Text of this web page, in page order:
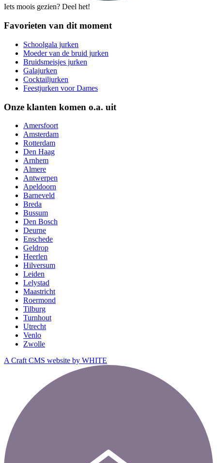
Iets moois gezien? Deel het!
Favorieten van dit moment
Schoolgala jurken
Moeder van de bruid jurken
Bruidsmeisjes jurken
Galajurken
Cocktailjurken
Feestjurken voor Dames
Onze klanten komen o.a. uit
Amersfoort
Amsterdam
Rotterdam
Den Haag
Arnhem
Almere
Antwerpen
Apeldoorn
Barneveld
Breda
Bussum
Den Bosch
Deurne
Enschede
Geldrop
Heerlen
Hilversum
Leiden
Lelystad
Maastricht
Roermond
Tilburg
Turnhout
Utrecht
Venlo
Zwolle
A Craft CMS website by WHITE